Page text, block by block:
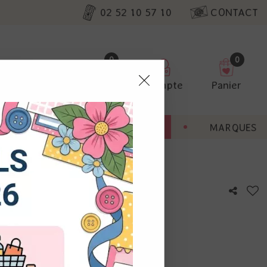
02 52 10 57 10 CONTACT
0
Compte
0
Panier
BONNES AFFAIRES MARQUES
foncé
avis !
nos
non
Vous
à droite